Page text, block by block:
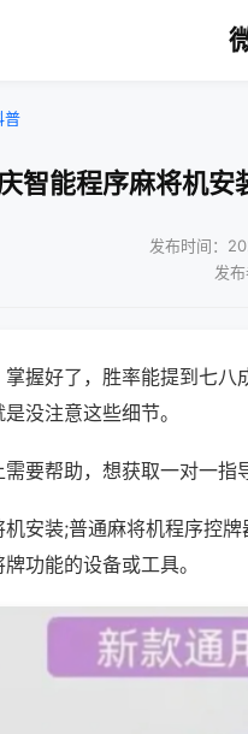
普
智能程序麻将机
发布时间：
发
握好了，胜率能提到七
没注意这些细节。
要帮助，想获取一对一指
安装;普通麻将机程序控
功能的设备或工具。